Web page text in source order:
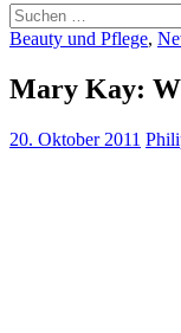
Suchen
nach:
Beauty und Pflege,
Mary Kay:
20. Oktober 2011